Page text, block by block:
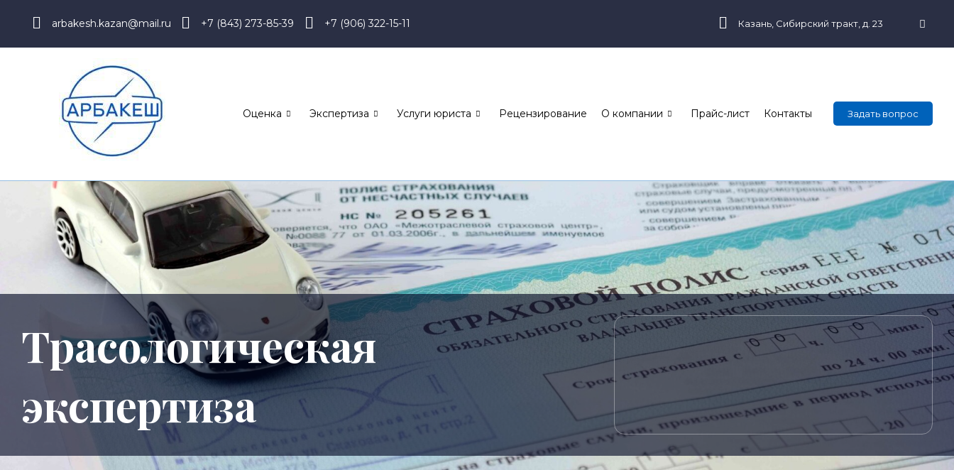
arbakesh.kazan@mail.ru +7 (843) 273-85-39 +7 (906) 322-15-11 Казань, Сибирский тракт, д. 23
Оценка Экспертиза Услуги юриста Рецензирование О компании Прайс-лист Контакты Задать вопрос
Трасологическая
экспертиза